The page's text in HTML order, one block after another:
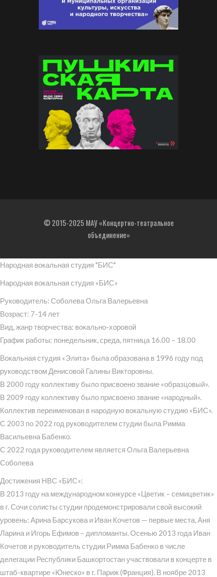
© 2015-2025 МАУ «Концертно-театральное
объединение»
Народная вокальная студия "БИС"
Народная вокальная студия «БИС»
Руководитель: Соболева Ольга Валерьевна
Возраст: 7-14 лет
Вид, жанр творчества: вокально-хоровой
График работы: понедельник, среда, пятница 16.00 – 18.00
Вокальная студия «Элита» была образована в 1996 году под
руководством Денисовой Галины Викторовны.
В 2000 году коллективу было присвоено звание «образцовый».
В 2009 году коллективу было присвоено звание «народный».
Коллектив переименован в народную вокальную студию «БИС».
С 2003 по 2022 год руководителем студии была Римма
Васильевна Бабенко.
С 2022 года руководителем является Ольга Валерьевна
Соболева
Достижения НВС «БИС»:
В 2013 году на международном конкурсе «Цветик – семицветик»
в г. Сочи солисты студии продемонстрировали свой высокий
уровень: Арина Барсукова и Иван Кочетов — первые места, Аня
Ларина и Игорь Ефимов – дипломанты. Осенью 2013 года Иван
Кочетов и руководитель студии Римма Бабенко в числе
делегации Республики Башкортостан участвовали в концерте в
штаб-квартире «Юнеско» в г. Париж (Франция). В ноябре 2013